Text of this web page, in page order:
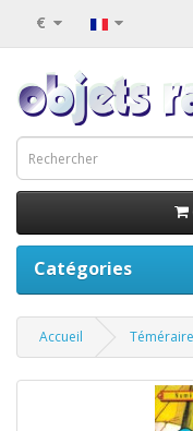
€
Catégories
Accueil